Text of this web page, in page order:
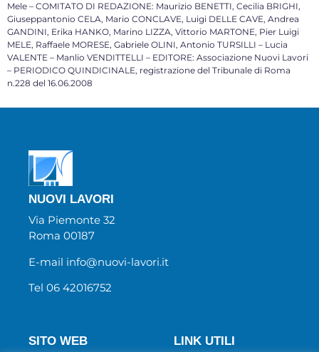
Mele – COMITATO DI REDAZIONE: Maurizio BENETTI, Cecilia BRIGHI,
Giuseppantonio CELA, Mario CONCLAVE, Luigi DELLE CAVE, Andrea
GANDINI, Erika HANKO, Marino LIZZA, Vittorio MARTONE, Pier Luigi
MELE, Raffaele MORESE, Gabriele OLINI, Antonio TURSILLI – Lucia
VALENTE – Manlio VENDITTELLI – EDITORE: Associazione Nuovi Lavori
– PERIODICO QUINDICINALE, registrazione del Tribunale di Roma
n.228 del 16.06.2008
NUOVI LAVORI
Via Piemonte 32
Roma 00187
E-mail info@nuovi-lavori.it
Tel 06 42016752
SITO WEB LINK UTILI